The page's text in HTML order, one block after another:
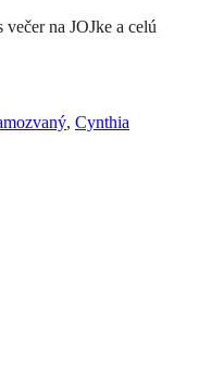
na JOJke a celú
, Cynthia